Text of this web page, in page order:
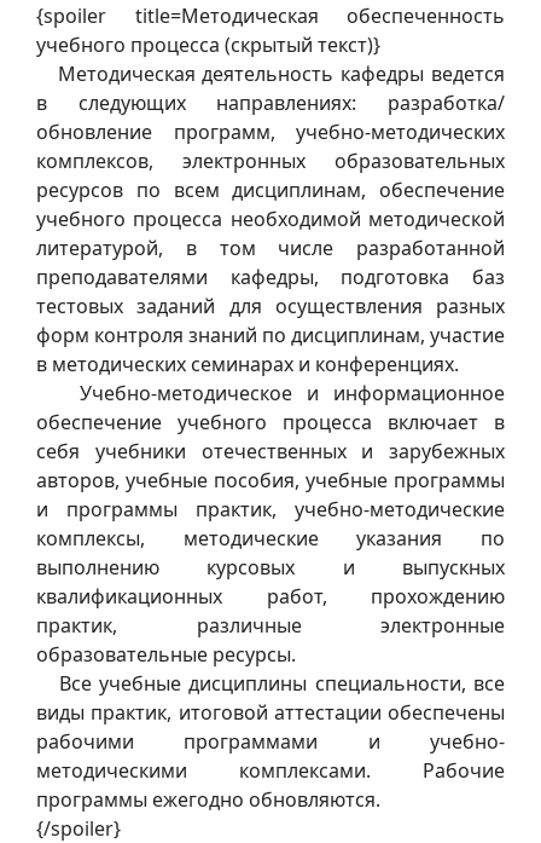
{spoiler title=Методическая обеспеченность
учебного процесса (скрытый текст)}
Методическая деятельность кафедры ведется
в следующих направлениях: разработка/
обновление программ, учебно-методических
комплексов, электронных образовательных
ресурсов по всем дисциплинам, обеспечение
учебного процесса необходимой методической
литературой, в том числе разработанной
преподавателями кафедры, подготовка баз
тестовых заданий для осуществления разных
форм контроля знаний по дисциплинам, участие
в методических семинарах и конференциях.
Учебно-методическое и информационное
обеспечение учебного процесса включает в
себя учебники отечественных и зарубежных
авторов, учебные пособия, учебные программы
и программы практик, учебно-методические
комплексы, методические указания по
выполнению курсовых и выпускных
квалификационных работ, прохождению
практик, различные электронные
образовательные ресурсы.
Все учебные дисциплины специальности, все
виды практик, итоговой аттестации обеспечены
рабочими программами и учебно-
методическими комплексами. Рабочие
программы ежегодно обновляются.
{/spoiler}